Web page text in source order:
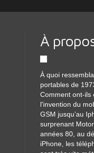
À
À quoi
portables de
Comment ont-ils
l'invention du
GSM jusqu’au
surprenant
années 80, au
iPhone, les